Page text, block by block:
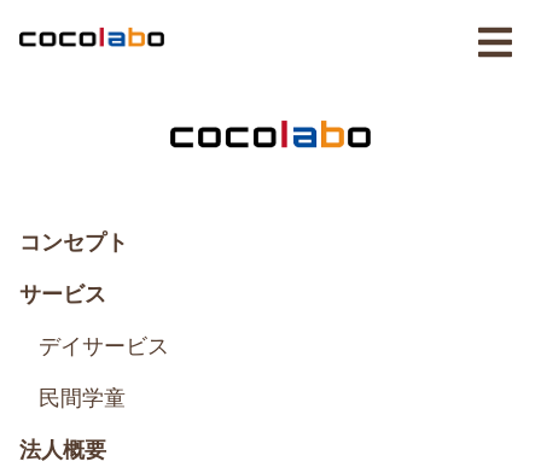
コンセプト
サービス
デイサービス
民間学童
法人概要